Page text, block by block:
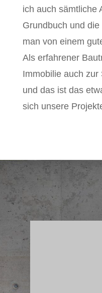
ich auch sämtliche
Grundbuch und
man von einem
Als erfahrener
Immobilie auch zur
und das ist das
sich unsere